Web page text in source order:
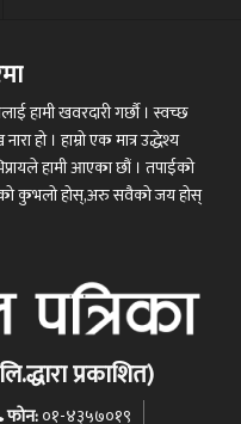
हामी खवरदारी गर्छौ । स्वच्छ
हो । हाम्रो एक मात्र उद्धेश्य
हामी आएका छौं । तपाईको
कुभलो होस्,अरु सवैको जय होस्
प्रकाशित)
फोन:०१-४३५७०१९